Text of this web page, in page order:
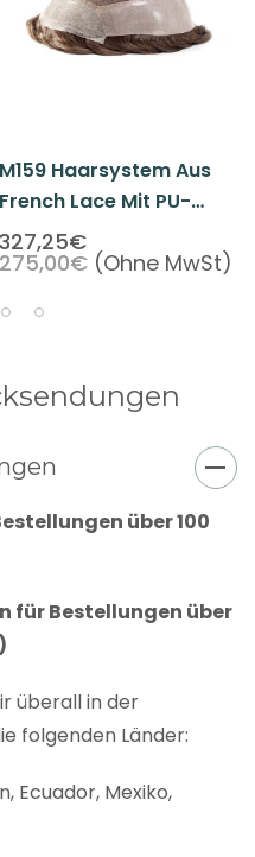
M159 Haarsystem Aus
French Lace Mit PU-
Rand
327,25€
275,00€ (Ohne MwSt)
über 100
für Bestellungen über
überall in der
folgenden Länder:
Ecuador, Mexiko,